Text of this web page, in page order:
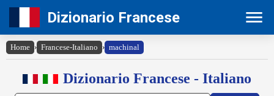
Dizionario Francese
Home › Francese-Italiano › machinal
Dizionario Francese - Italiano